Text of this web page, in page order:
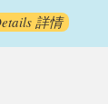
詳情